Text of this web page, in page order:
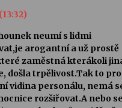
neumí s lidmi
arogantní a už prostě
zaměstná kterákoli
došla trpělivost.Tak to
vidina personálu, nemá
rozšiřovat.A nebo se